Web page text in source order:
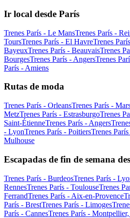
Ir local desde París
Trenes París - Le MansTrenes París -
ToursTrenes París - El HavreTrenes
BayeuxTrenes París - BeauvaisTrenes
BourgesTrenes París - AngersTrenes
París - Amiens
Rutas de moda
Trenes París - OrleansTrenes París -
MetzTrenes París - EstrasburgoTrenes
Saint-ÉtienneTrenes París - Angers
- LyonTrenes París - PoitiersTrenes
Mulhouse
Escapadas de fin de semana
Trenes París - BurdeosTrenes París -
RennesTrenes París - ToulouseTrenes
FerrandTrenes París - Aix-en-Provence
París - BrestTrenes París - Limoges
París - CannesTrenes París -